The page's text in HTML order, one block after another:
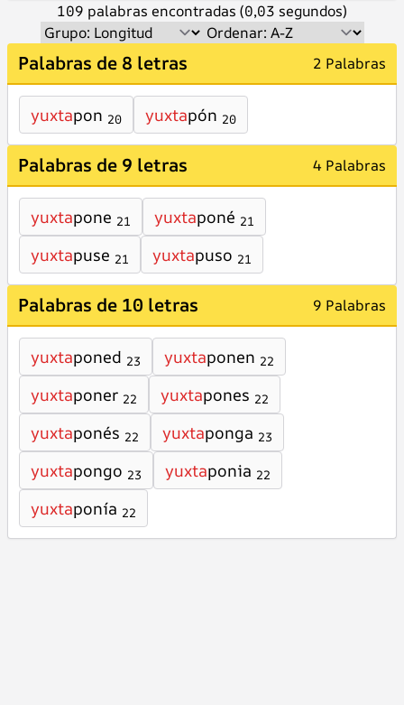
109 palabras encontradas (0,03 segundos)
Palabras de 8 letras 2 Palabras
yuxtapon 20 yuxtapón 20
Palabras de 9 letras 4 Palabras
yuxtapone 21 yuxtaponé 21
yuxtapuse 21 yuxtapuso 21
Palabras de 10 letras 9 Palabras
yuxtaponed 23 yuxtaponen 22
yuxtaponer 22 yuxtapones 22
yuxtaponés 22 yuxtaponga 23
yuxtapongo 23 yuxtaponia 22
yuxtaponía 22